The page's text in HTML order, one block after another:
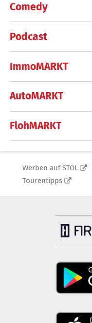
Comedy
Podcast
ImmoMARKT
AutoMARKT
FlohMARKT
Werben auf STOL
Tourentipps